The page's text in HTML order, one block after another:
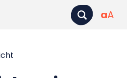
aA